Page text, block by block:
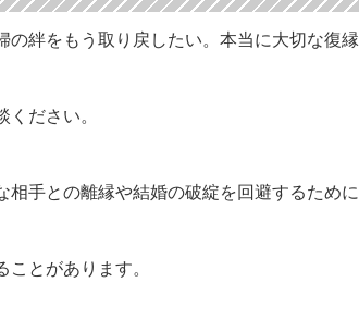
絆をもう取り戻したい。本当に大切な復縁
ださい。
手との離縁や結婚の破綻を回避するために
とがあります。